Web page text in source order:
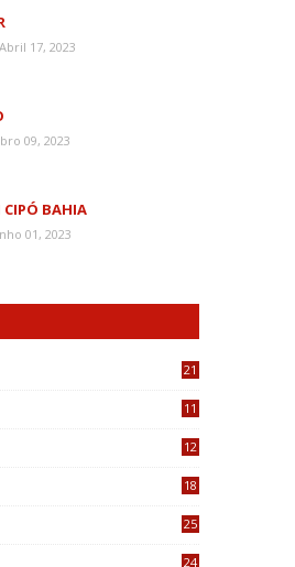
17, 2023
09, 2023
CIPÓ BAHIA
01, 2023
21
11
12
18
25
24